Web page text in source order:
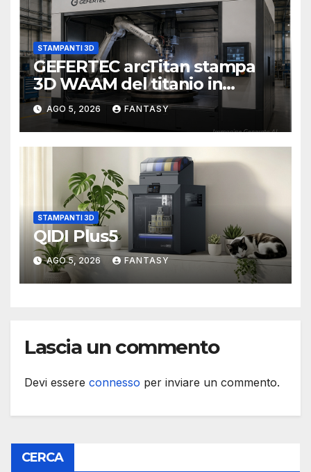
STAMPANTI 3D
GEFERTEC arcTitan stampa
3D WAAM del titanio in
camera inerte
AGO 5, 2026 FANTASY
STAMPANTI 3D
QIDI Plus5
AGO 5, 2026 FANTASY
Lascia un commento
Devi essere connesso per inviare un commento.
CERCA